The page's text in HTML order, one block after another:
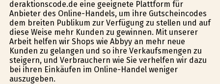
deraktionscode.de eine geeignete Plattform für
Anbieter des Online-Handels, um ihre Gutscheincodes
dem breiten Publikum zur Verfügung zu stellen und auf
diese Weise mehr Kunden zu gewinnen. Mit unserer
Arbeit helfen wir Shops wie Abbyy an mehr neue
Kunden zu gelangen und so ihre Verkaufsmengen zu
steigern, und Verbrauchern wie Sie verhelfen wir dazu
bei ihren Einkäufen im Online-Handel weniger
auszugeben.